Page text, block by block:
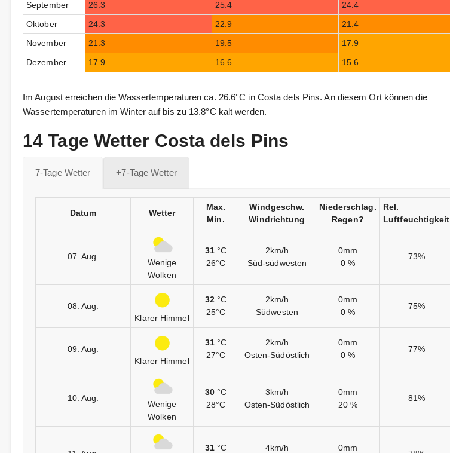
September 26.3 25.4 24.4
Oktober 24.3 22.9 21.4
November 21.3 19.5 17.9
Dezember 17.9 16.6 15.6
Im August erreichen die Wassertemperaturen ca. 26.6°C in Costa dels Pins. An diesem Ort können die
Wassertemperaturen im Winter auf bis zu 13.8°C kalt werden.
14 Tage Wetter Costa dels Pins
7-Tage Wetter +7-Tage Wetter
Datum Wetter
Max.
Min.
Windgeschw.
Windrichtung
Niederschlag.
Regen?
Rel.
Luftfeuchtigkeit
07. Aug.
Wenige
Wolken
31 °C
26°C
2km/h
Süd-südwesten
0mm
0 %
73%
08. Aug.
Klarer Himmel
32 °C
25°C
2km/h
Südwesten
0mm
0 %
75%
09. Aug.
Klarer Himmel
31 °C
27°C
2km/h
Osten-Südöstlich
0mm
0 %
77%
10. Aug.
Wenige
Wolken
30 °C
28°C
3km/h
Osten-Südöstlich
0mm
20 %
81%
31 °C 4km/h 0mm